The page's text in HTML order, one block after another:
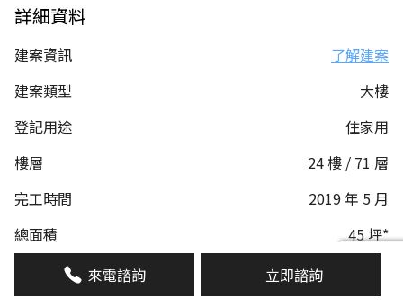
詳細資料
建案資訊
了解建案
建案類型
大樓
登記用途
住家用
樓層
24 樓 / 71 層
完工時間
2019 年 5 月
總面積
45 坪*
1592 平方英呎
警衛管理
有
來電諮詢 立即諮詢